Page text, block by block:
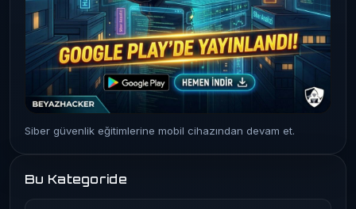
Siber güvenlik eğitimlerine mobil cihazından devam et.
Bu Kategoride